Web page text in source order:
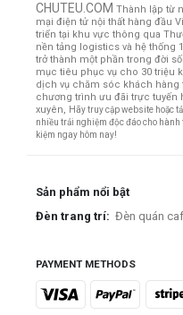
CHUTEU.COM Thành lập từ
mại điện tử nội thất hàng đầu
triển tại khu vực thông qua
nền tảng logistics và hệ thống
trở thành một phần trong đời
mục tiêu phục vụ cho 30 triệu
dịch vụ chăm sóc khách
chương trình ưu đãi trực tuyến
xuyên, Hãy truy cập website hoặc
nhiều trải nghiệm độc đáo cho
kiệm ngay hôm nay!
Sản phẩm nổi bật
Đèn trang trí: Đèn quán
PAYMENT METHODS